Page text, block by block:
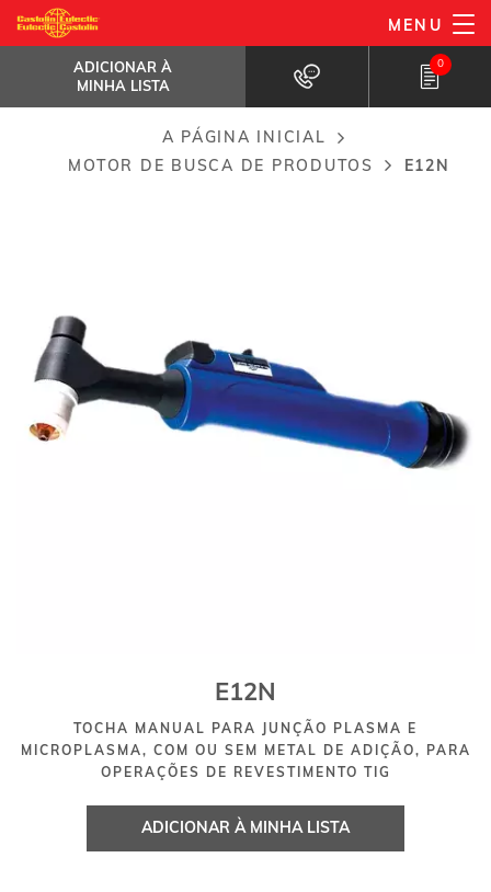
Passar
para
conteúdo
MENU
ADICIONAR À
MINHA LISTA
0
E12N
ADICIONAR À MINHA LISTA
Breadcrumb
A PÁGINA INICIAL
MOTOR DE BUSCA DE PRODUTOS
E12N
E12N
TOCHA MANUAL PARA JUNÇÃO PLASMA E
MICROPLASMA, COM OU SEM METAL DE ADIÇÃO, PARA
OPERAÇÕES DE REVESTIMENTO TIG
ADICIONAR À MINHA LISTA